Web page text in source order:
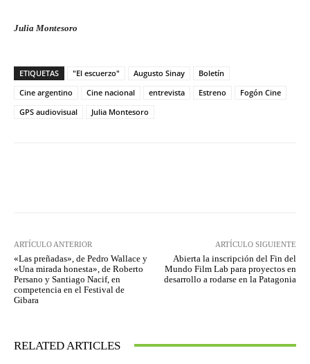
Julia Montesoro
ETIQUETAS "El escuerzo" Augusto Sinay
Boletín
Cine argentino
Cine nacional entrevista Estreno
Fogón Cine
GPS audiovisual
Julia Montesoro
ARTÍCULO ANTERIOR
«Las preñadas», de Pedro Wallace y
«Una mirada honesta», de Roberto
Persano y Santiago Nacif, en
competencia en el Festival de
Gibara
ARTÍCULO SIGUIENTE
Abierta la inscripción del Fin del
Mundo Film Lab para proyectos en
desarrollo a rodarse en la Patagonia
RELATED ARTICLES